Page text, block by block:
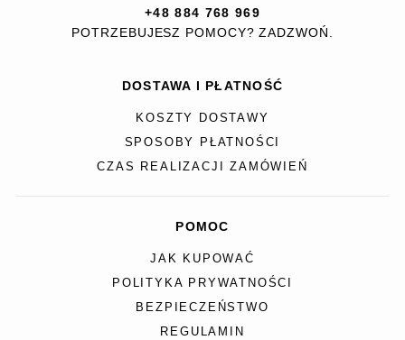
+48 884 768 969
POTRZEBUJESZ POMOCY? ZADZWOŃ.
DOSTAWA I PŁATNOŚĆ
KOSZTY DOSTAWY
SPOSOBY PŁATNOŚCI
CZAS REALIZACJI ZAMÓWIEŃ
POMOC
JAK KUPOWAĆ
POLITYKA PRYWATNOŚCI
BEZPIECZEŃSTWO
REGULAMIN